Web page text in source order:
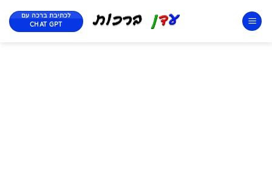
לכתיבת ברכה עם
CHAT GPT